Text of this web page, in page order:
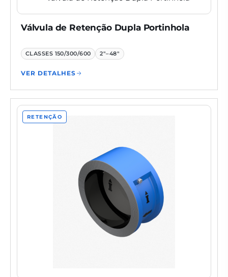
Válvula de Retenção Dupla Portinhola
CLASSES 150/300/600 2"–48"
VER DETALHES
RETENÇÃO